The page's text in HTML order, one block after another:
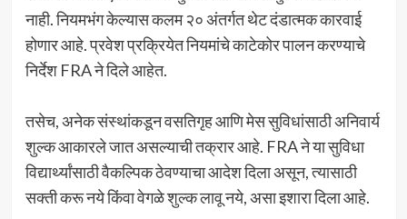
नाही. नियमभंग केल्यास कलम २० अंतर्गत थेट दंडात्मक कारवाई
होणार आहे. प्रवेश प्रक्रियेत नियमांचे काटेकोर पालन करण्याचे
निर्देश FRA ने दिले आहेत.
तसेच, अनेक संस्थांकडून वसतिगृह आणि मेस सुविधांसाठी अनिवार्य
शुल्क आकारले जात असल्याची तक्रार आहे. FRA ने या सुविधा
विद्यार्थ्यांसाठी वैकल्पिक ठेवण्याचा आदेश दिला असून, त्यासाठी
सक्ती करू नये किंवा वेगळे शुल्क लावू नये, असा इशारा दिला आहे.